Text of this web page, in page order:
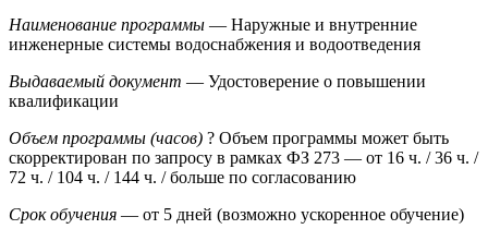
Наименование программы — Наружные и внутренние
инженерные системы водоснабжения и водоотведения
Выдаваемый документ — Удостоверение о повышении
квалификации
Объем программы (часов) ? Объем программы может быть
скорректирован по запросу в рамках ФЗ 273 — от 16 ч. / 36 ч. /
72 ч. / 104 ч. / 144 ч. / больше по согласованию
Срок обучения — от 5 дней (возможно ускоренное обучение)